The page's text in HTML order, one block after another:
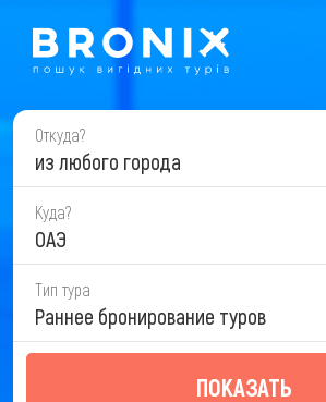
Откуда?
из любого города
Куда?
ОАЭ
Тип тура
Раннее бронирование туров
ПОКАЗАТЬ